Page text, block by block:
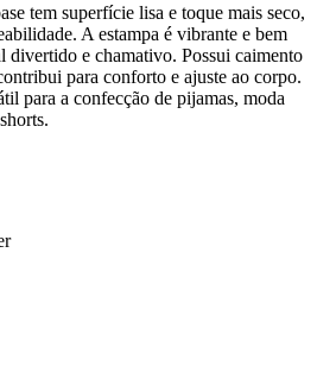
tem superfície lisa e toque mais seco,
A estampa é vibrante e bem
divertido e chamativo. Possui caimento
para conforto e ajuste ao corpo.
para a confecção de pijamas, moda